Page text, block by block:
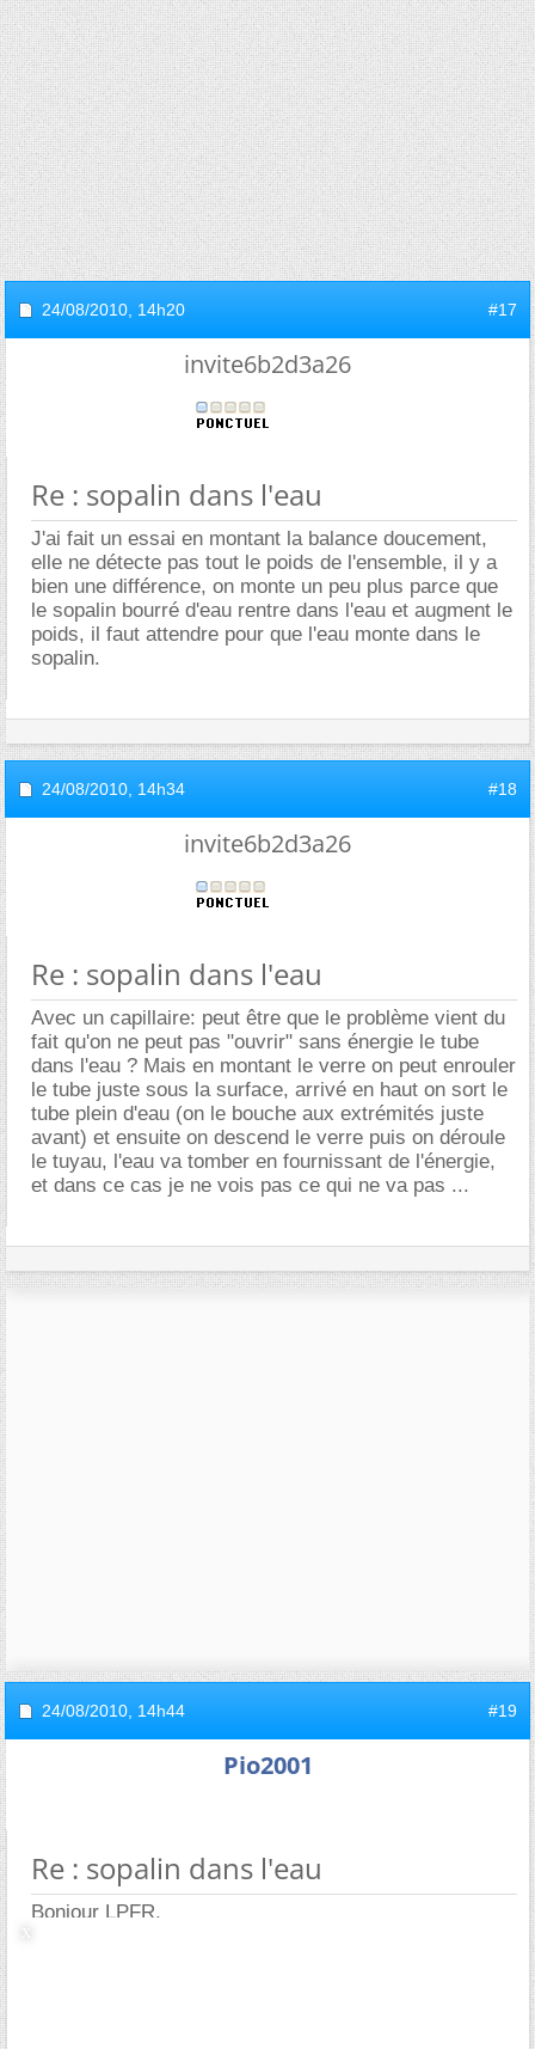
24/08/2010, 14h20 #17
invite6b2d3a26
Re : sopalin dans l'eau
J'ai fait un essai en montant la balance doucement,
elle ne détecte pas tout le poids de l'ensemble, il y a
bien une différence, on monte un peu plus parce que
le sopalin bourré d'eau rentre dans l'eau et augment le
poids, il faut attendre pour que l'eau monte dans le
sopalin.
24/08/2010, 14h34 #18
invite6b2d3a26
Re : sopalin dans l'eau
Avec un capillaire: peut être que le problème vient du
fait qu'on ne peut pas "ouvrir" sans énergie le tube
dans l'eau ? Mais en montant le verre on peut enrouler
le tube juste sous la surface, arrivé en haut on sort le
tube plein d'eau (on le bouche aux extrémités juste
avant) et ensuite on descend le verre puis on déroule
le tuyau, l'eau va tomber en fournissant de l'énergie,
et dans ce cas je ne vois pas ce qui ne va pas ...
24/08/2010, 14h44 #19
Pio2001
Re : sopalin dans l'eau
Bonjour LPFR,